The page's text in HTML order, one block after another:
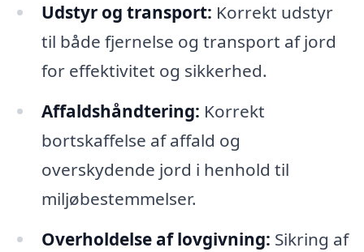
Udstyr og transport: Korrekt udstyr
til både fjernelse og transport af jord
for effektivitet og sikkerhed.
Affaldshåndtering: Korrekt
bortskaffelse af affald og
overskydende jord i henhold til
miljøbestemmelser.
Overholdelse af lovgivning: Sikring af